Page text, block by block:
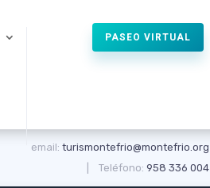
PASEO VIRTUAL
email: turismontefrio@montefrio.org
| Teléfono: 958 336 004